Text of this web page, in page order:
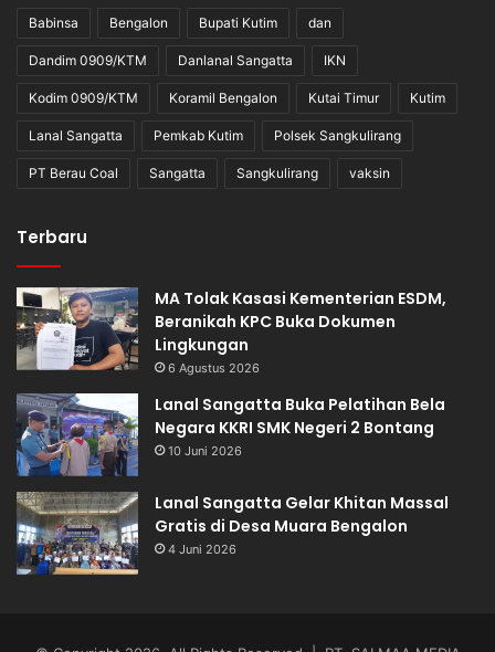
Babinsa Bengalon Bupati Kutim dan
Dandim 0909/KTM Danlanal Sangatta IKN
Kodim 0909/KTM Koramil Bengalon Kutai Timur Kutim
Lanal Sangatta Pemkab Kutim Polsek Sangkulirang
PT Berau Coal Sangatta Sangkulirang vaksin
Terbaru
MA Tolak Kasasi Kementerian ESDM,
Beranikah KPC Buka Dokumen
Lingkungan
6 Agustus 2026
Lanal Sangatta Buka Pelatihan Bela
Negara KKRI SMK Negeri 2 Bontang
10 Juni 2026
Lanal Sangatta Gelar Khitan Massal
Gratis di Desa Muara Bengalon
4 Juni 2026